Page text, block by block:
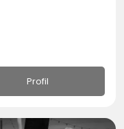
Profil